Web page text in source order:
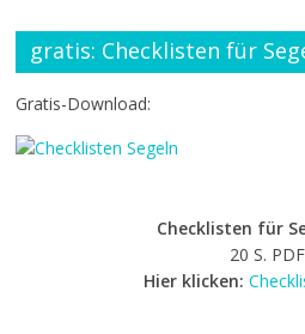
gratis: Checklisten für
Gratis-Download:
Checklisten für
20 S. PDF
Hier klicken: